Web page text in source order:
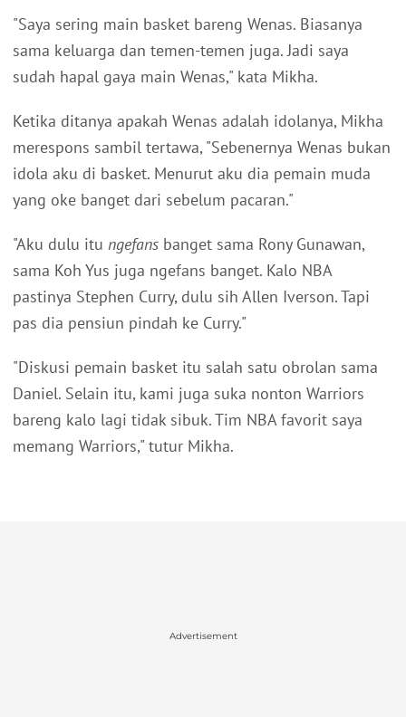
"Saya sering main basket bareng Wenas. Biasanya
sama keluarga dan temen-temen juga. Jadi saya
sudah hapal gaya main Wenas," kata Mikha.
Ketika ditanya apakah Wenas adalah idolanya, Mikha
merespons sambil tertawa, "Sebenernya Wenas bukan
idola aku di basket. Menurut aku dia pemain muda
yang oke banget dari sebelum pacaran."
"Aku dulu itu ngefans banget sama Rony Gunawan,
sama Koh Yus juga ngefans banget. Kalo NBA
pastinya Stephen Curry, dulu sih Allen Iverson. Tapi
pas dia pensiun pindah ke Curry."
"Diskusi pemain basket itu salah satu obrolan sama
Daniel. Selain itu, kami juga suka nonton Warriors
bareng kalo lagi tidak sibuk. Tim NBA favorit saya
memang Warriors," tutur Mikha.
Advertisement